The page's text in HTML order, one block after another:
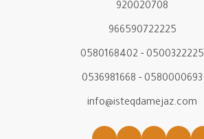
920020708
966590722225
0500322225
-
0580168402
0580000693
-
0536981668
info@isteqdamejaz.com